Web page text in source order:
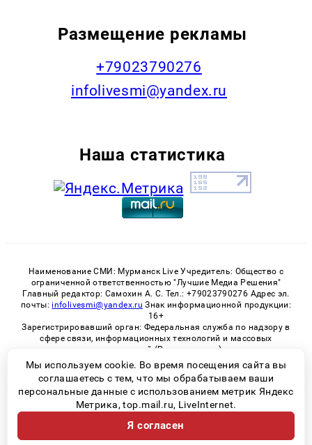
Размещение рекламы
+79023790276
infolivesmi@yandex.ru
Наша статистика
Наименование СМИ: Мурманск Live Учредитель: Общество с
ограниченной ответственностью "Лучшие Медиа Решения"
Главный редактор: Самохин А. С. Тел.: +79023790276 Адрес эл.
почты: infolivesmi@yandex.ru Знак информационной продукции:
16+
Зарегистрировавший орган: Федеральная служба по надзору в
сфере связи, информационных технологий и массовых
коммуникаций (Роскомнадзор)
Регистрационный номер СМИ ЭЛ № ФС 77 - 82534 от 21.01.2022
© 2026 «Murmansk-live» | Все права защищены
Возрастная категория сайта 16+
Политика конфиденциальности
Мы используем cookie. Во время посещения сайта вы
соглашаетесь с тем, что мы обрабатываем ваши
персональные данные с использованием метрик Яндекс
Метрика, top.mail.ru, LiveInternet.
Я согласен